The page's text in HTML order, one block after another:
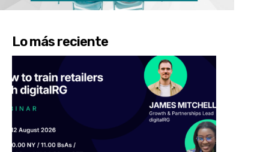
Lo más reciente